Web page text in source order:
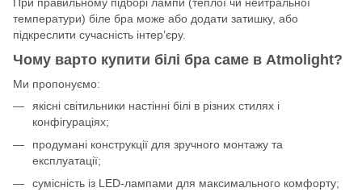
температури) біле бра може або додати затишку, або
підкреслити сучасність інтер’єру.
Чому варто купити білі бра саме в Atmolight?
Ми пропонуємо:
якісні світильники настінні білі в різних стилях і
конфігураціях;
продумані конструкції для зручного монтажу та
експлуатації;
сумісність із LED-лампами для максимального комфорту;